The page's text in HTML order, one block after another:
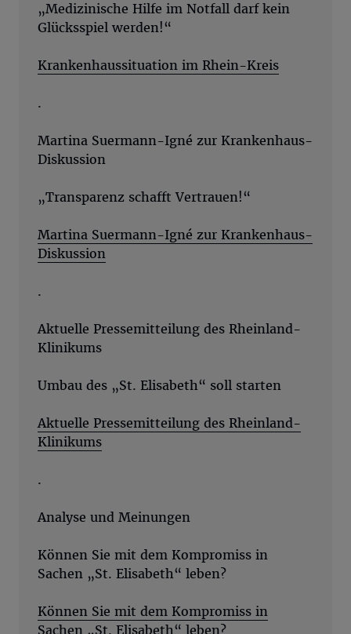
„Medizinische Hilfe im Notfall darf kein
Glücksspiel werden!“
Krankenhaussituation im Rhein-Kreis
.
Martina Suermann-Igné zur Krankenhaus-
Diskussion
„Transparenz schafft Vertrauen!“
Martina Suermann-Igné zur Krankenhaus-
Diskussion
.
Aktuelle Pressemitteilung des Rheinland-
Klinikums
Umbau des „St. Elisabeth“ soll starten
Aktuelle Pressemitteilung des Rheinland-
Klinikums
.
Analyse und Meinungen
Können Sie mit dem Kompromiss in
Sachen „St. Elisabeth“ leben?
Können Sie mit dem Kompromiss in